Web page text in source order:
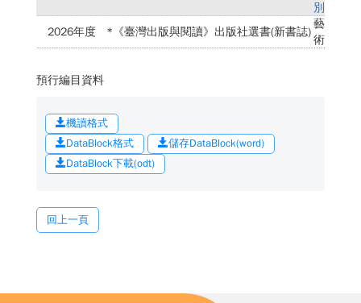
別
2026年度
*《臺灣出版與閱讀》出版社選書(新書誌)
藝
術
預行編目資料
機讀格式
DataBlock格式
儲存DataBlock(word)
DataBlock下載(odt)
回上一頁